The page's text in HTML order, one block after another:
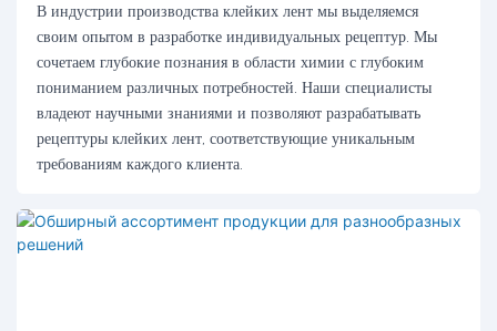
В индустрии производства клейких лент мы выделяемся
своим опытом в разработке индивидуальных рецептур. Мы
сочетаем глубокие познания в области химии с глубоким
пониманием различных потребностей. Наши специалисты
владеют научными знаниями и позволяют разрабатывать
рецептуры клейких лент, соответствующие уникальным
требованиям каждого клиента.